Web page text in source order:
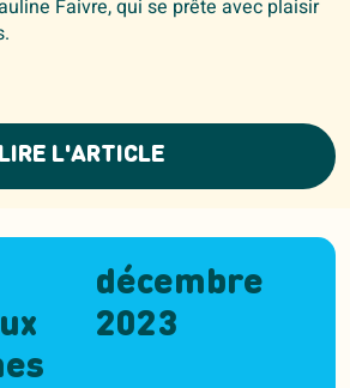
Faivre, qui se prête avec plaisir
LIRE L'ARTICLE
décembre
2023